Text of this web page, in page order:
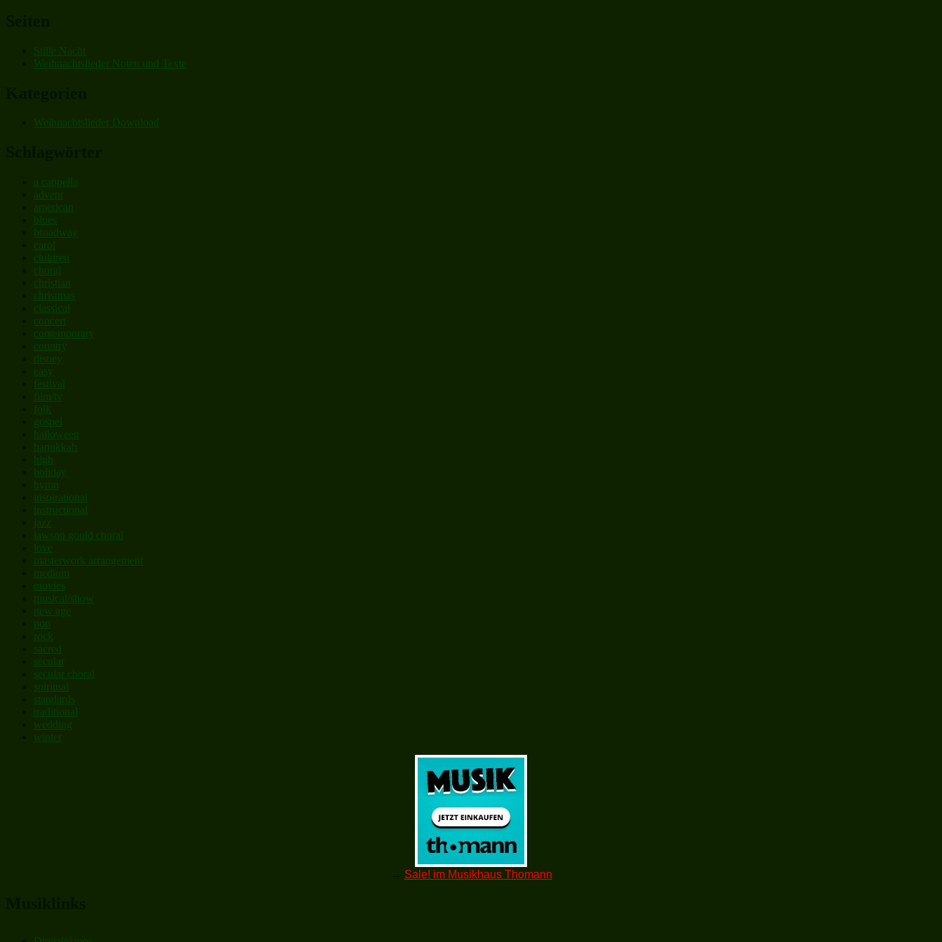
Stille Nacht
Weihnachtslieder Noten und Texte
Weihnachtslieder Download
a cappella
advent
american
blues
broadway
carol
children
choral
christian
christmas
classical
concert
contemporary
country
disney
easy
festival
film/tv
folk
gospel
halloween
hanukkah
high
holiday
hymn
inspirational
instructional
jazz
lawson gould choral
love
masterwork arrangement
medium
movies
musical/show
new age
pop
rock
sacred
secular
secular choral
spiritual
standards
traditional
wedding
winter
Sale! im Musikhaus Thomann